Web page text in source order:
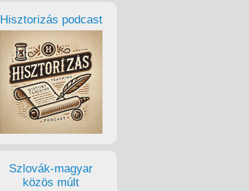
Hisztorizás podcast
Szlovák-magyar
közös múlt